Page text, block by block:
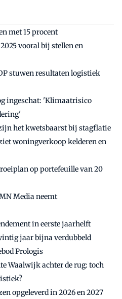
met 15 procent
vooral bij stellen en
stuwen resultaten logistiek
ingeschat: 'Klimaatrisico
het kwetsbaarst bij stagflatie
woningverkoop kelderen en
op portefeuille van 20
Media neemt
in eerste jaarhelft
jaar bijna verdubbeld
Prologis
Waalwijk achter de rug: toch
opgeleverd in 2026 en 2027